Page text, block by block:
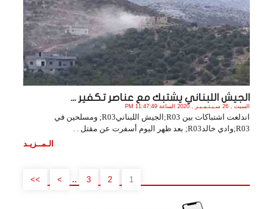
الجيش اللبناني يشتبك مع عناصر تكفير ...
السبت , 26 سـبـتـمـبـر , 2020 الساعة 11:47:49 PM
اندلعت اشتباكات بين R03;الجيش اللبنانيR03; ومسلحين في
R03;وادي خالدR03; بعد ظهر اليوم أسفرت عن مقتل . .
الـمــزيـد
1
2
3
..
>
>>